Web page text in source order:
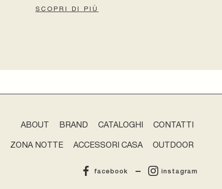
SCOPRI DI PIÙ
ABOUT BRAND CATALOGHI CONTATTI
ZONA NOTTE ACCESSORI CASA OUTDOOR
facebook instagram